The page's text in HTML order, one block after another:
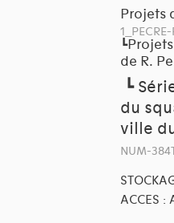
Projets
┗
de R.
┗
du
ville
NUM-
ACCES :